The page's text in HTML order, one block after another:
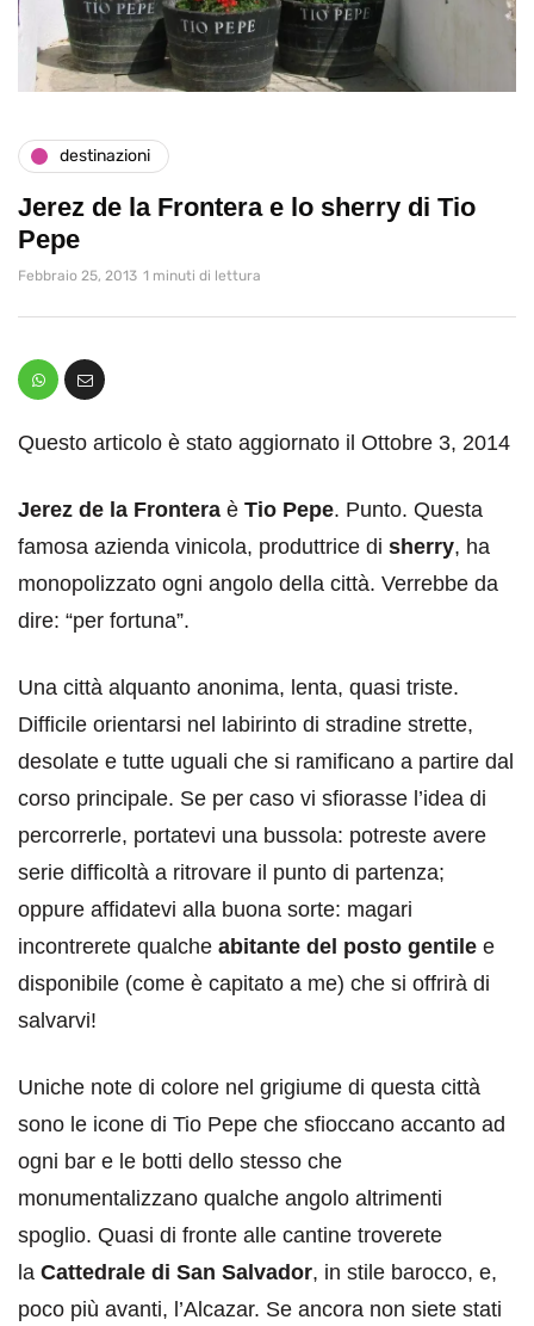
destinazioni
Jerez de la Frontera e lo sherry di Tio
Pepe
Febbraio 25, 2013 1 minuti di lettura
Questo articolo è stato aggiornato il Ottobre 3, 2014
Jerez de la Frontera è Tio Pepe. Punto. Questa
famosa azienda vinicola, produttrice di sherry, ha
monopolizzato ogni angolo della città. Verrebbe da
dire: “per fortuna”.
Una città alquanto anonima, lenta, quasi triste.
Difficile orientarsi nel labirinto di stradine strette,
desolate e tutte uguali che si ramificano a partire dal
corso principale. Se per caso vi sfiorasse l’idea di
percorrerle, portatevi una bussola: potreste avere
serie difficoltà a ritrovare il punto di partenza;
oppure affidatevi alla buona sorte: magari
incontrerete qualche abitante del posto gentile e
disponibile (come è capitato a me) che si offrirà di
salvarvi!
Uniche note di colore nel grigiume di questa città
sono le icone di Tio Pepe che sfioccano accanto ad
ogni bar e le botti dello stesso che
monumentalizzano qualche angolo altrimenti
spoglio. Quasi di fronte alle cantine troverete
la Cattedrale di San Salvador, in stile barocco, e,
poco più avanti, l’Alcazar. Se ancora non siete stati